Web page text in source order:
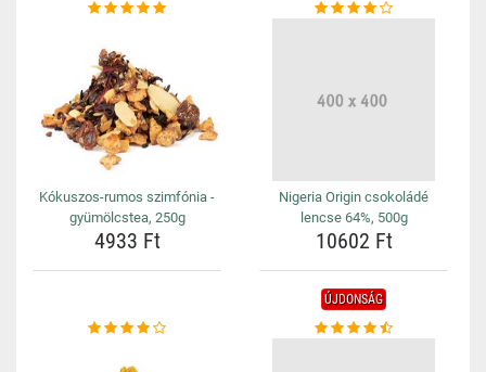
Kókuszos-rumos szimfónia -
gyümölcstea, 250g
4933 Ft
Nigeria Origin csokoládé
lencse 64%, 500g
10602 Ft
ÚJDONSÁG